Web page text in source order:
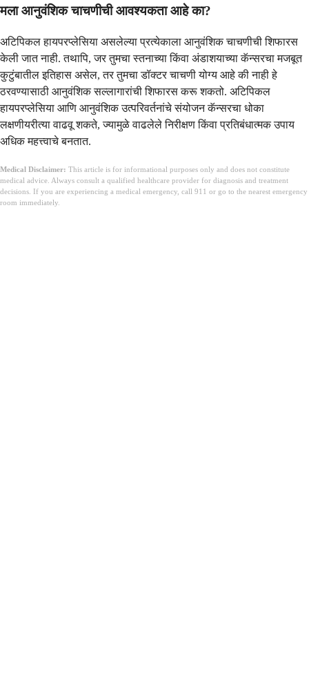
मला आनुवंशिक चाचणीची आवश्यकता आहे का?
अटिपिकल हायपरप्लेसिया असलेल्या प्रत्येकाला आनुवंशिक चाचणीची शिफारस
केली जात नाही. तथापि, जर तुमचा स्तनाच्या किंवा अंडाशयाच्या कॅन्सरचा मजबूत
कुटुंबातील इतिहास असेल, तर तुमचा डॉक्टर चाचणी योग्य आहे की नाही हे
ठरवण्यासाठी आनुवंशिक सल्लागारांची शिफारस करू शकतो. अटिपिकल
हायपरप्लेसिया आणि आनुवंशिक उत्परिवर्तनांचे संयोजन कॅन्सरचा धोका
लक्षणीयरीत्या वाढवू शकते, ज्यामुळे वाढलेले निरीक्षण किंवा प्रतिबंधात्मक उपाय
अधिक महत्त्वाचे बनतात.
Medical Disclaimer: This article is for informational purposes only and does not constitute
medical advice. Always consult a qualified healthcare provider for diagnosis and treatment
decisions. If you are experiencing a medical emergency, call 911 or go to the nearest emergency
room immediately.